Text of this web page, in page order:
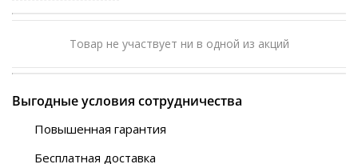
Товар не участвует ни в одной из акций
Выгодные условия сотрудничества
Повышенная гарантия
Бесплатная доставка